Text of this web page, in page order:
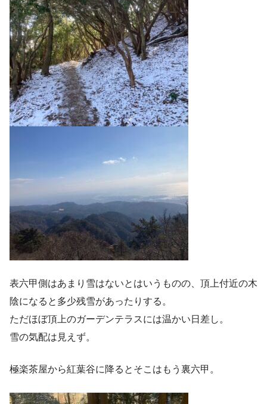
表六甲側はあまり雪はないとはいうものの、頂上付近の木
陰になると多少残雪があったりする。
ただほぼ頂上のガーデンテラスには温かい日差し。
雪の気配は見えず。
極楽茶屋から紅葉谷に降るとそこはもう裏六甲。